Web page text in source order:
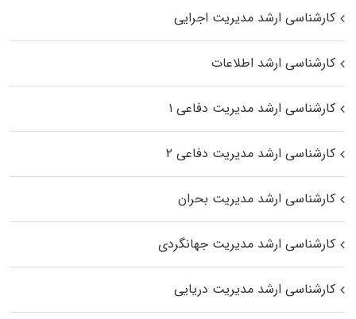
کارشناسی ارشد مدیریت اجرایی
کارشناسی ارشد اطلاعات
کارشناسی ارشد مدیریت دفاعی ۱
کارشناسی ارشد مدیریت دفاعی ۲
کارشناسی ارشد مدیریت بحران
کارشناسی ارشد مدیریت جهانگردی
کارشناسی ارشد مدیریت دریایی